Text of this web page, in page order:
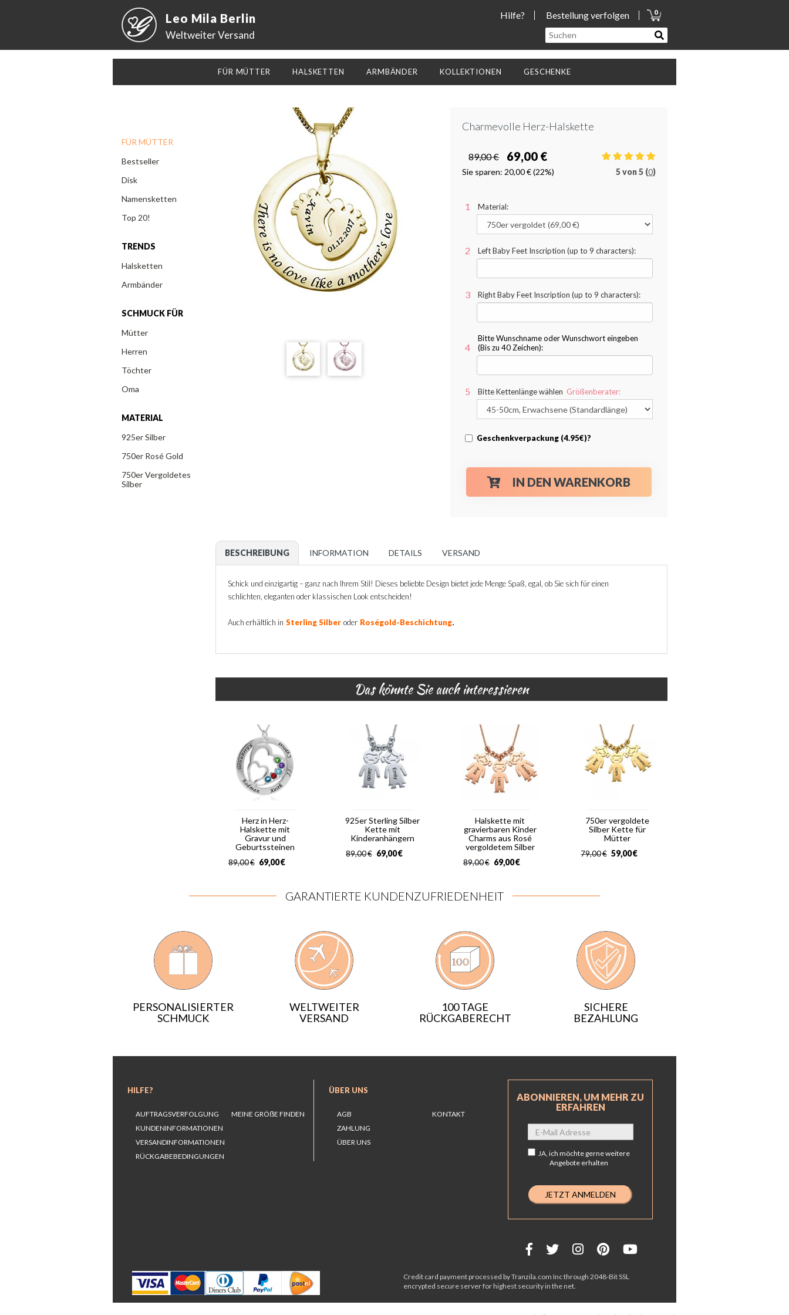
Leo Mila Berlin
Weltweiter Versand
Hilfe? Bestellung verfolgen 0
FÜR MÜTTER HALSKETTEN ARMBÄNDER KOLLEKTIONEN GESCHENKE
FÜR MÜTTER
Bestseller
Disk
Namensketten
Top 20!
TRENDS
Halsketten
Armbänder
SCHMUCK FÜR
Mütter
Herren
Töchter
Oma
MATERIAL
925er Silber
750er Rosé Gold
750er Vergoldetes
Silber
Charmevolle Herz-Halskette
89,00 € 69,00 €
Sie sparen: 20,00 €(22%) 5von5 (0)
Material:
Left Baby Feet Inscription (up to 9 characters):
Right Baby Feet Inscription (up to 9 characters):
Bitte Wunschname oder Wunschwort eingeben
(Bis zu 40 Zeichen):
Bitte Kettenlänge wählen Größenberater:
Geschenkverpackung (4.95€)?
IN DEN WARENKORB
BESCHREIBUNG INFORMATION DETAILS VERSAND
Schick und einzigartig – ganz nach Ihrem Stil! Dieses beliebte Design bietet jede Menge Spaß, egal, ob Sie sich für einen
schlichten, eleganten oder klassischen Look entscheiden!
Auch erhältlich in Sterling Silber oder Roségold-Beschichtung.
Das könnte Sie auch interessieren
Herz in Herz-
Halskette mit
Gravur und
Geburtssteinen
€
89,00 €
69,00
925er Sterling Silber
Kette mit
Kinderanhängern
€
89,00 €
69,00
Halskette mit
gravierbaren Kinder
Charms aus Rosé
vergoldetem Silber
€
89,00 €
69,00
750er vergoldete
Silber Kette für
Mütter
€
79,00 €
59,00
GARANTIERTE KUNDENZUFRIEDENHEIT
100 TAGE
RÜCKGABERECHT
SICHERE
BEZAHLUNG
PERSONALISIERTER
SCHMUCK
WELTWEITER
VERSAND
HILFE?
AUFTRAGSVERFOLGUNG
KUNDENINFORMATIONEN
VERSANDINFORMATIONEN
RÜCKGABEBEDINGUNGEN
MEINE GRÖẞE FINDEN
ÜBER UNS
AGB
ZAHLUNG
ÜBER UNS
KONTAKT
ABONNIEREN, UM MEHR ZU
ERFAHREN
JA,ich möchte gerne weitere
Angebote erhalten
Credit card payment processed by Tranzila.com Inc through 2048-Bit SSL
encrypted secure server for highest security in the net.